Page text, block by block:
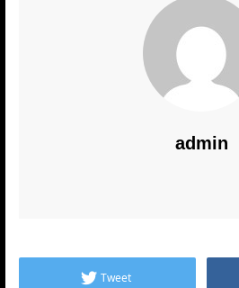
admin
Tweet